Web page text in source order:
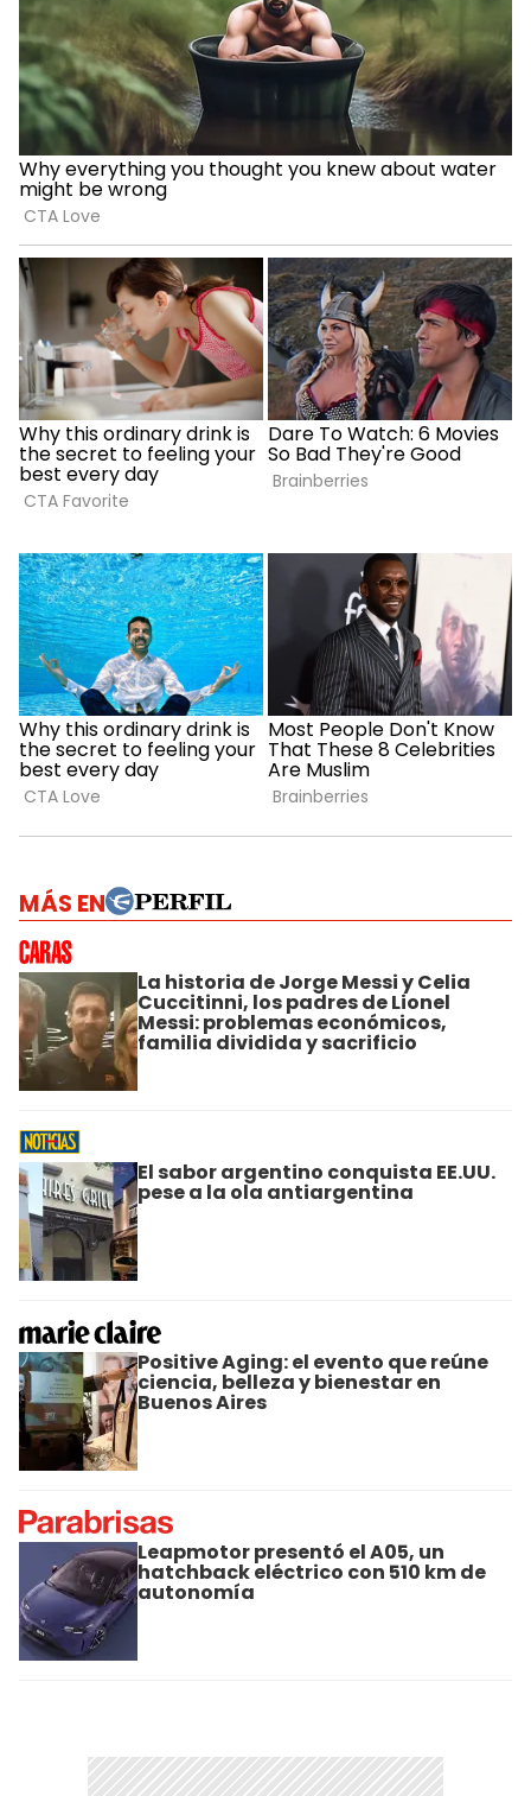
MÁS EN
La historia de Jorge Messi y Celia
Cuccitinni, los padres de Lionel
Messi: problemas económicos,
familia dividida y sacrificio
El sabor argentino conquista EE.UU.
pese a la ola antiargentina
Positive Aging: el evento que reúne
ciencia, belleza y bienestar en
Buenos Aires
Leapmotor presentó el A05, un
hatchback eléctrico con 510 km de
autonomía